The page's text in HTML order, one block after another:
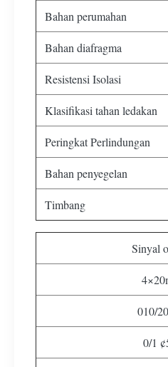
Bahan perumahan
Bahan diafragma
Resistensi Isolasi
Klasifikasi tahan ledakan
Peringkat Perlindungan
Bahan penyegelan
Timbang
Sinyal
010/
0/1